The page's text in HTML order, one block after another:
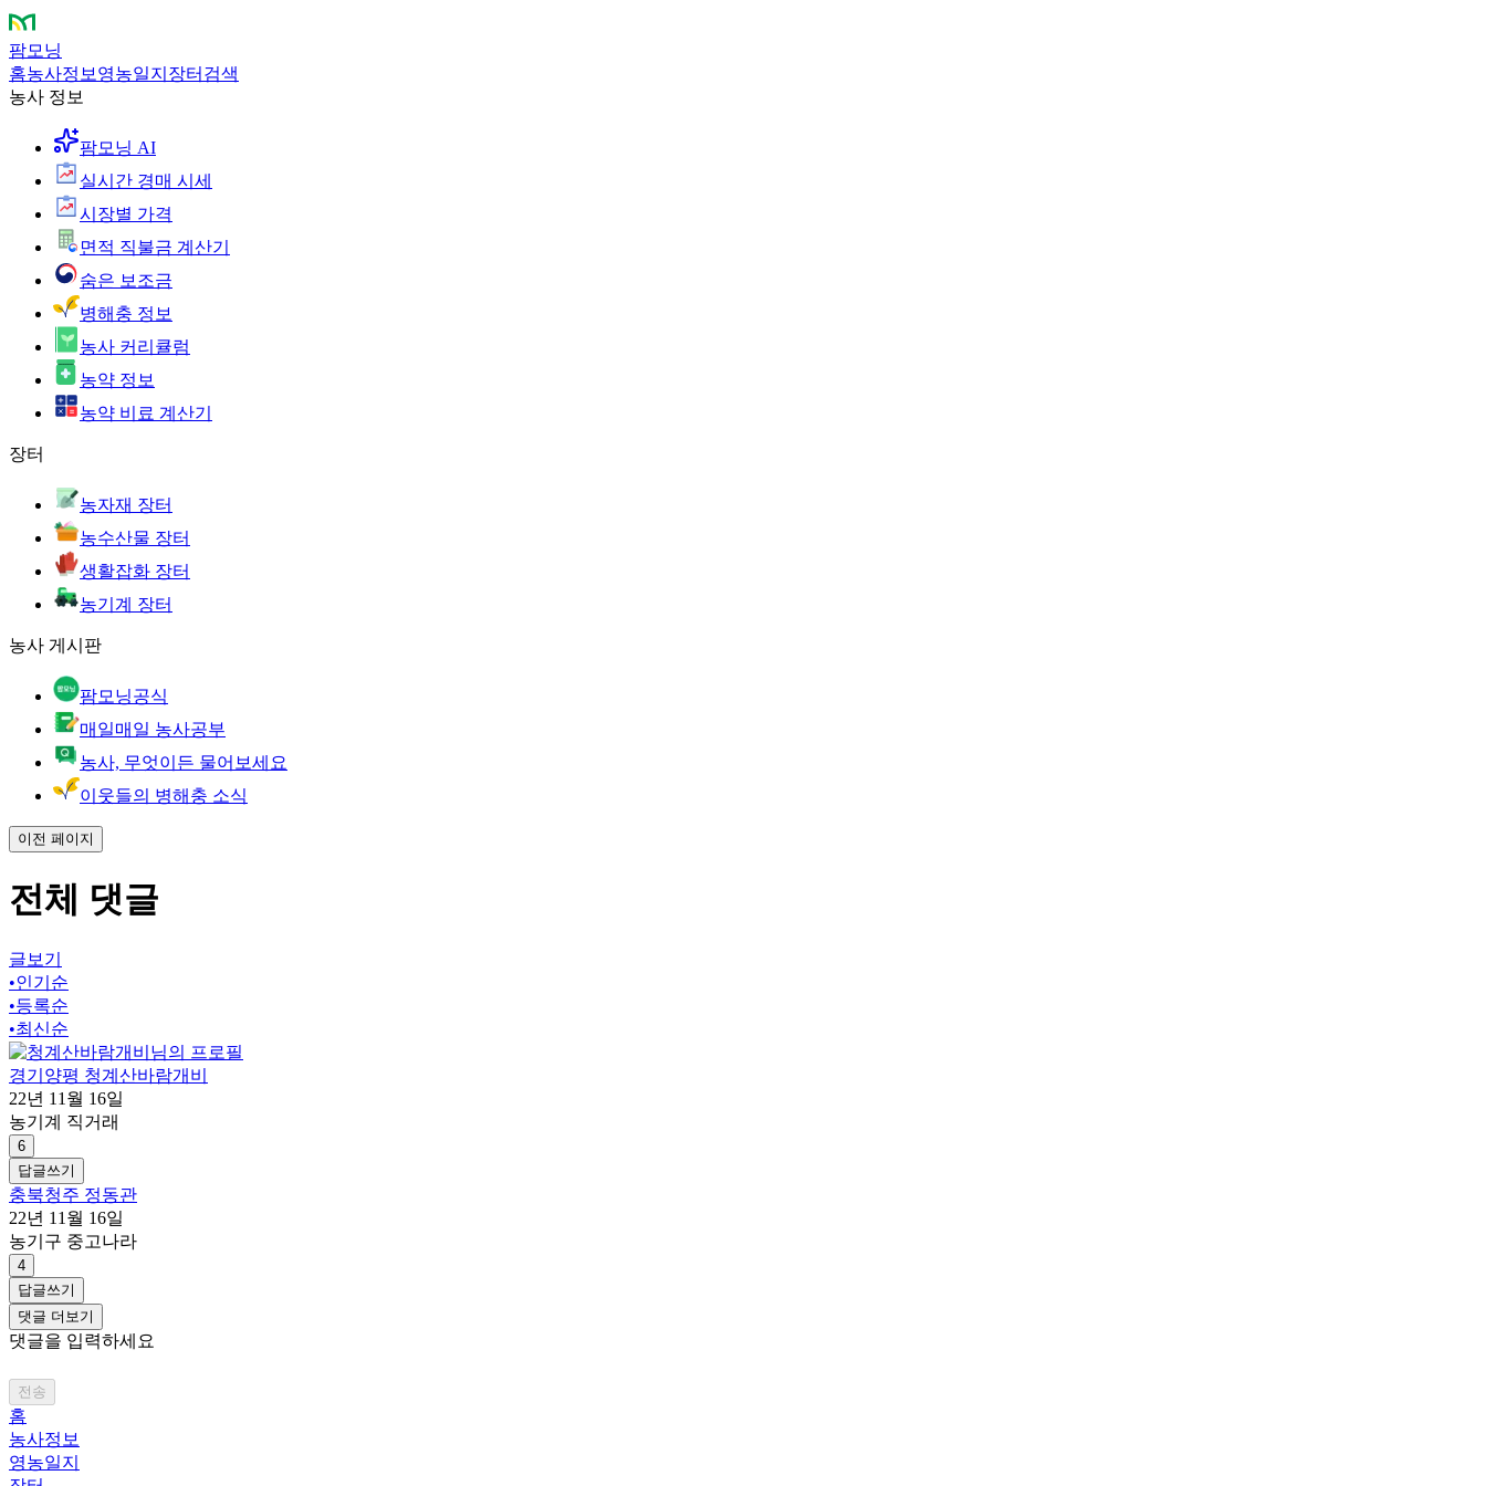
팜모닝
홈농사정보 영농일지 장터 검색
농사 정보
팜모닝 AI
실시간 경매 시세
시장별 가격
면적 직불금 계산기
숨은 보조금
병해충 정보
농사 커리큘럼
농약 정보
농약 비료 계산기
장터
농자재 장터
농수산물 장터
생활잡화 장터
농기계 장터
농사 게시판
팜모닝공식
매일매일 농사공부
농사, 무엇이든 물어보세요
이웃들의 병해충 소식
이전 페이지
전체 댓글
글보기
•인기순
•등록순
•최신순
경기양평 청계산바람개비
22년 11월 16일
농기계 직거래
6
답글쓰기
충북청주 정동관
22년 11월 16일
농기구 중고나라
4
답글쓰기
댓글 더보기
댓글을 입력하세요
전송
홈
농사정보
영농일지